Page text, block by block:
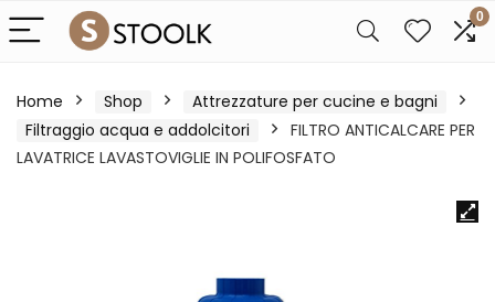
0
Home Shop
Attrezzature per cucine e bagni
Filtraggio acqua e addolcitori
FILTRO ANTICALCARE PER
LAVATRICE LAVASTOVIGLIE IN POLIFOSFATO